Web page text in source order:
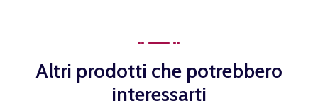
Altri prodotti che potrebbero
interessarti